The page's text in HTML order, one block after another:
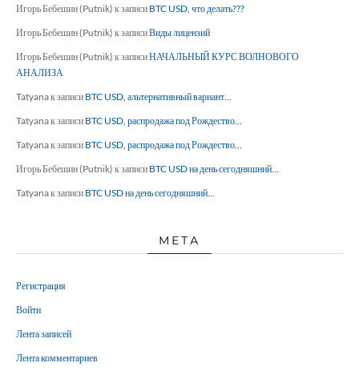
Игорь Бебешин (Putnik) к записи BTC USD, что делать???
Игорь Бебешин (Putnik) к записиВиды лицензий
Игорь Бебешин (Putnik) к записиНАЧАЛЬНЫЙ КУРС ВОЛНОВОГО
АНАЛИЗА
Tatyanaк записи BTC USD, альтернативный вариант…
Tatyanaк записи BTC USD, распродажа под Рождество…
Tatyanaк записи BTC USD, распродажа под Рождество…
Игорь Бебешин (Putnik) к записи BTC USD на день сегодняшний…
Tatyanaк записи BTC USD на день сегодняшний…
МЕТА
Регистрация
Войти
Лента записей
Лента комментариев